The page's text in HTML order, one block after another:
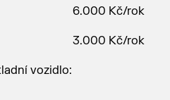
Kč/rok
Kč/rok
vozidlo: